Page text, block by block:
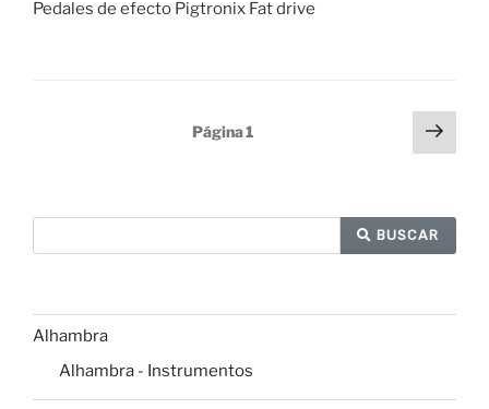
Pedales de efecto Pigtronix Fat drive
Página1
BUSCAR
Alhambra
Alhambra - Instrumentos